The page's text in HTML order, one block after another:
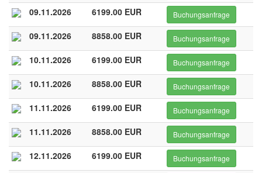
09.11.2026 6199.00 EUR Buchungsanfrage
09.11.2026 8858.00 EUR Buchungsanfrage
10.11.2026 6199.00 EUR Buchungsanfrage
10.11.2026 8858.00 EUR Buchungsanfrage
11.11.2026 6199.00 EUR Buchungsanfrage
11.11.2026 8858.00 EUR Buchungsanfrage
12.11.2026 6199.00 EUR Buchungsanfrage